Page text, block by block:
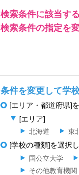
検索条件に該当す
検索条件の指定を
条件を変更して学
[エリア・都道府県]
[エリア]
北海道 東
[学校の種類]を選択
国公立大学
その他教育機関